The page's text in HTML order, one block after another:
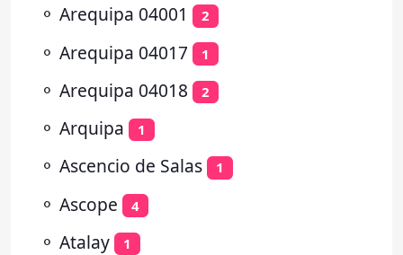
⚬ Arequipa 04001 2
⚬ Arequipa 04017 1
⚬ Arequipa 04018 2
⚬ Arquipa 1
⚬ Ascencio de Salas 1
⚬ Ascope 4
⚬ Atalay 1